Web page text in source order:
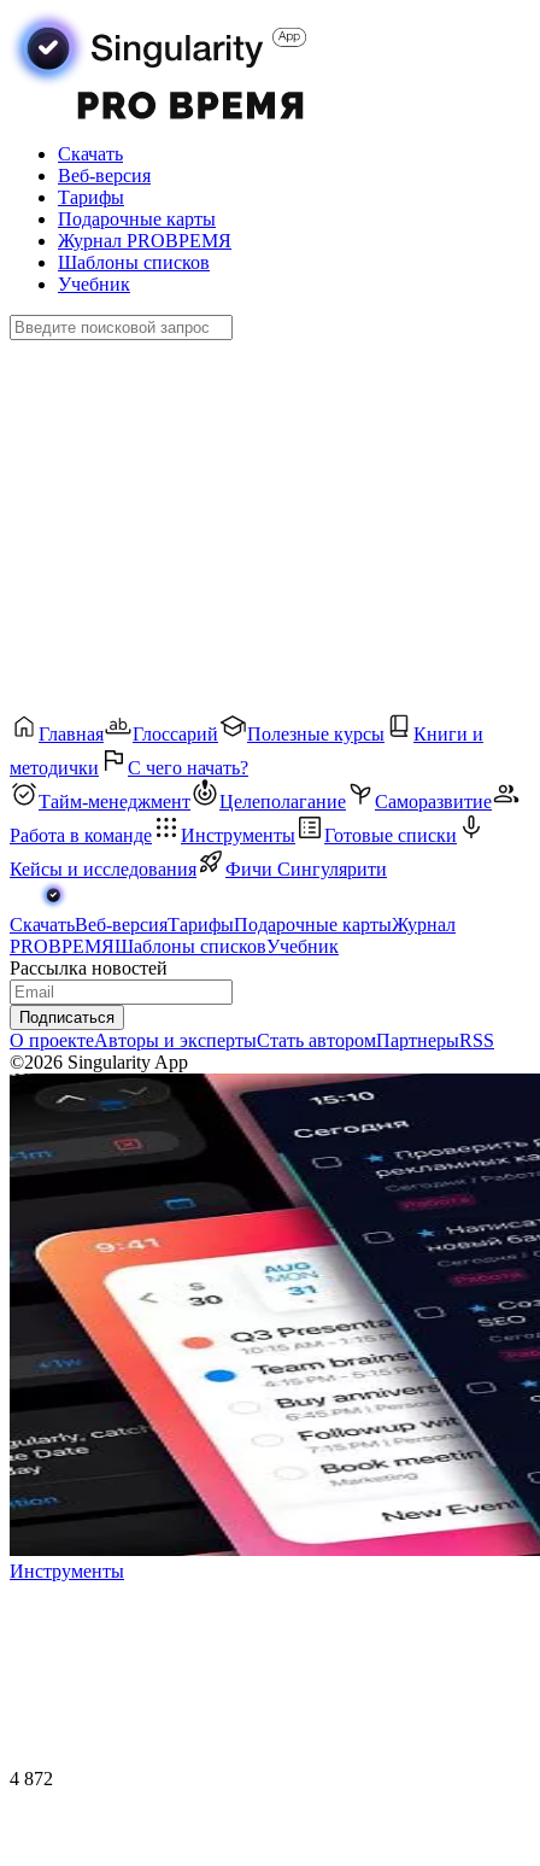
Скачать
Веб-версия
Тарифы
Подарочные карты
Журнал PROВРЕМЯ
Шаблоны списков
Учебник
Главная Глоссарий Полезные курсы
Книги и
методички
С чего начать?
Тайм-менеджмент
Целеполагание
Саморазвитие
Работа в команде
Инструменты
Готовые списки
Кейсы и исследования
Фичи Сингулярити
СкачатьВеб-версияТарифыПодарочные картыЖурнал
PROВРЕМЯШаблоны списковУчебник
Рассылка новостей
Подписаться
О проектеАвторы и экспертыСтать авторомПартнерыRSS
©2026 Singularity App
Инструменты
4 872